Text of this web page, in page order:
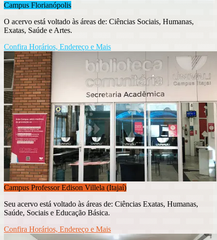
Campus Florianópolis
O acervo está voltado às áreas de: Ciências Sociais, Humanas,
Exatas, Saúde e Artes.
Confira Horários, Endereço e Mais
Campus Professor Edison Villela (Itajaí)
Seu acervo está voltado às áreas de: Ciências Exatas, Humanas,
Saúde, Sociais e Educação Básica.
Confira Horários, Endereço e Mais